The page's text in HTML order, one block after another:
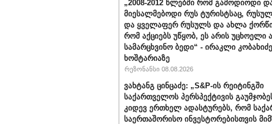
„2008-2012 წლებში რომ გამოდიოდი
მიესალმებოდი რუს ტურისტსაც,
და ყველაფერ რუსულს და ახლა
რომ აქციებს უწყობ, ეს არის უცხოელი
სამარცხვინო ბედი“ - ირაკლი კობახიძე
ხოშტარიაზე
რეზონანსი 08.08.2026
ვახტანგ ცინცაძე: „S&P-ის რეიტინგში
საქართველოს პერსპექტივის
კიდევ ერთხელ ადასტურებს, რომ
საერთაშორისო ინვესტორებისთვის